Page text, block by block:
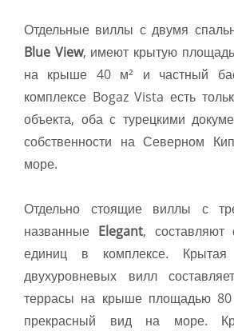
Отдельные виллы с двумя
Blue View, имеют крытую
на крыше 40 м² и частный
комплексе Bogaz Vista есть
объекта, оба с турецкими
собственности на Северном
море.
Отдельно стоящие виллы с
названные Elegant, составляют
единиц в комплексе.
двухуровневых вилл
террасы на крыше площадью 80
прекрасный вид на море.